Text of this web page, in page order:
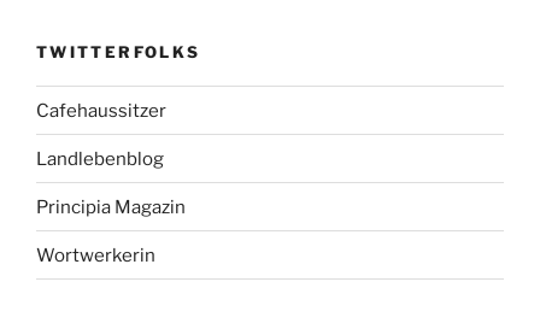
TWITTERFOLKS
Cafehaussitzer
Landlebenblog
Principia Magazin
Wortwerkerin